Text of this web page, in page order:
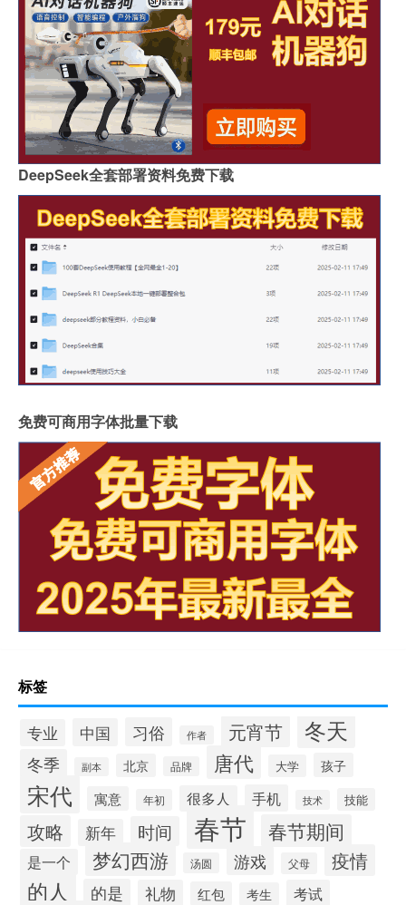
DeepSeek全套部署资料免费下载
免费可商用字体批量下载
标签
专业 中国 习俗 作者 元宵节 冬天
冬季 副本 北京 品牌 唐代 大学 孩子
宋代 寓意 年初 很多人 手机 技术 技能
攻略 新年 时间 春节 春节期间
是一个 梦幻西游 汤圆 游戏 父母 疫情
的人 的是 礼物 红包 考生 考试